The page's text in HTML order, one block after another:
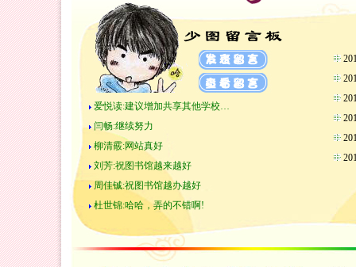
爱悦读:建议增加共享其他学校…
闫畅:继续努力
柳清霰:网站真好
刘芳:祝图书馆越来越好
周佳铖:祝图书馆越办越好
杜世锦:哈哈，弄的不错啊!